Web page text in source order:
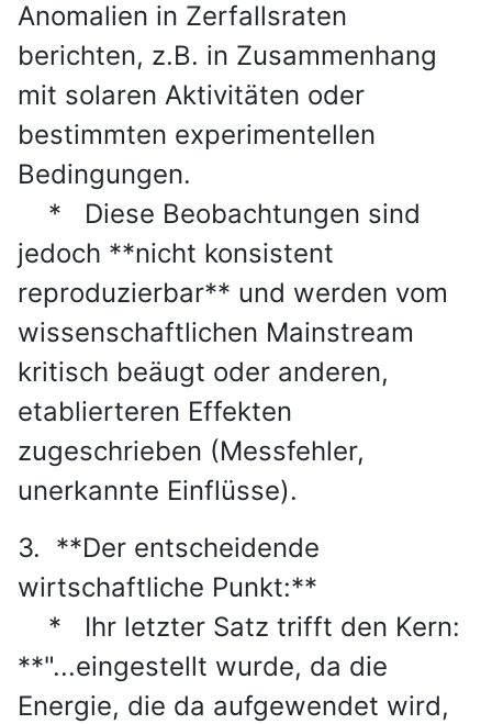
Anomalien in Zerfallsraten
berichten, z.B. in Zusammenhang
mit solaren Aktivitäten oder
bestimmten experimentellen
Bedingungen.
* Diese Beobachtungen sind
jedoch **nicht konsistent
reproduzierbar** und werden vom
wissenschaftlichen Mainstream
kritisch beäugt oder anderen,
etablierteren Effekten
zugeschrieben (Messfehler,
unerkannte Einflüsse).
3. **Der entscheidende
wirtschaftliche Punkt:**
* Ihr letzter Satz trifft den Kern:
**"...eingestellt wurde, da die
Energie, die da aufgewendet wird,